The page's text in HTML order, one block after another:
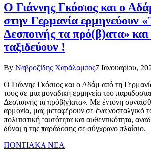
Ο Γιάννης Γκόσιος και ο
στην Γερμανία ερμηνεύουν
Δεσποινής τα πρό(β)ατα»
ταξιδεύουν !
By Ναβροζίδης Χαράλαμπος7 Ιανουαρίου,
Ο Γιάννης Γκόσιος και ο Αδάμ από τη
τους σε μια μοναδική ερμηνεία του
Δεσποινής τα πρόβ(γ)ατα». Με έντονη
αρμονία, μας μεταφέρουν σε ένα νοσταλγικό
πολιτιστική ταυτότητα και αυθεντικότητα,
δύναμη της παράδοσης σε σύγχρονο πλαίσιο.
ΠΟΝΤΙΑΚΑ ΝΕΑ